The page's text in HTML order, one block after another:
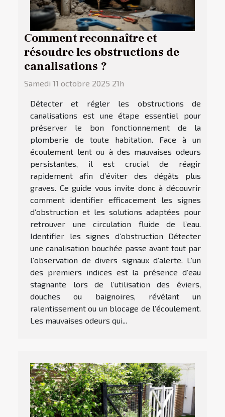
Comment reconnaître et
résoudre les obstructions de
canalisations ?
Samedi 11 octobre 2025 21h
Détecter et régler les obstructions de
canalisations est une étape essentiel pour
préserver le bon fonctionnement de la
plomberie de toute habitation. Face à un
écoulement lent ou à des mauvaises odeurs
persistantes, il est crucial de réagir
rapidement afin d’éviter des dégâts plus
graves. Ce guide vous invite donc à découvrir
comment identifier efficacement les signes
d’obstruction et les solutions adaptées pour
retrouver une circulation fluide de l’eau.
Identifier les signes d’obstruction Détecter
une canalisation bouchée passe avant tout par
l’observation de divers signaux d’alerte. L’un
des premiers indices est la présence d’eau
stagnante lors de l’utilisation des éviers,
douches ou baignoires, révélant un
ralentissement ou un blocage de l’écoulement.
Les mauvaises odeurs qui...